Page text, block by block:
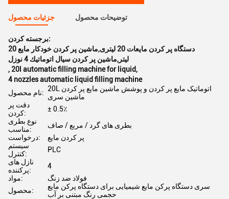
جزئیات محصول توضیحات محصول
برجسته کردن:
دستگاه پر کردن مایعات 20 لیتری,ماشین پر کردن خودکار مایع 20
لیتر,ماشين پر کردن سيال اتوماتيك 4 نوزل
, 20l automatic filling machine for liquid,
4 nozzles automatic liquid filling machine
نام محصول: 20L اتوماتیک مایع پر کردن و پوشش ماشین مایع پر کردن
ماشین سری
دقت پر
کردن:
± 0.5٪
نوع بطری
مناسب:
بطری های گرد / مربع / صاف
درخواست:
پر کردن مایع
سیستم
کنترل:
PLC
نازل های
پرکننده:
4
مواد:
فولاد ضد زنگ
محصول:
سری دستگاه پرکن مایع شیمیایی برای دستگاه پرکن مایع
حجمی رنگ مبتنی بر آب